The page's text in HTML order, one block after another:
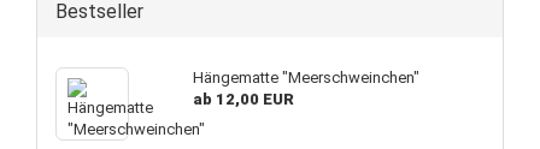
Bestseller
Hängematte "Meerschweinchen"
ab 12,00 EUR